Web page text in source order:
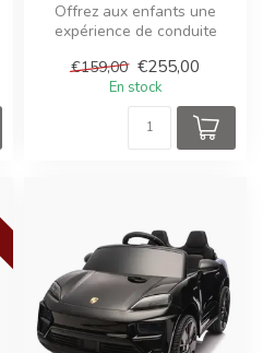
Offrez aux enfants une
expérience de conduite
Macan ...
€159,00 €255,00
En stock